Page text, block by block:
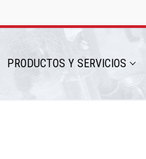
PRODUCTOS Y SERVICIOS